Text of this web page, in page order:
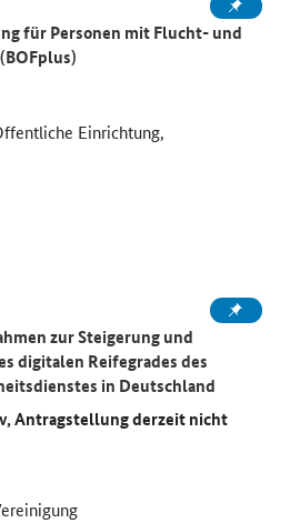
für Personen mit Flucht- und
Einrichtung,
zur Steigerung und
digitalen Reifegrades des
in Deutschland
Antragstellung derzeit nicht